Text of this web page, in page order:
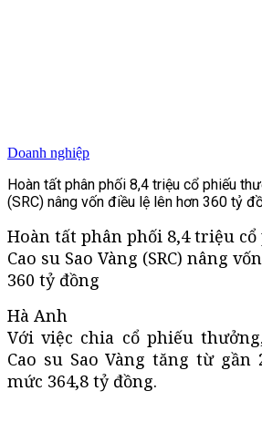
Doanh nghiệp
Hoàn tất phân phối 8,4 triệu cổ phiếu
(SRC) nâng vốn điều lệ lên hơn 360 tỷ
Hoàn tất phân phối 8,4 triệu
Cao su Sao Vàng (SRC) nâng
360 tỷ đồng
Hà Anh
Với việc chia cổ phiếu
Cao su Sao Vàng tăng từ gần
mức 364,8 tỷ đồng.